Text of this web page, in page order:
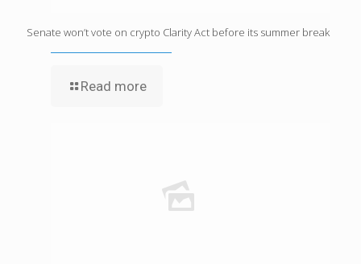
Senate won’t vote on crypto Clarity Act before its summer break
Read more